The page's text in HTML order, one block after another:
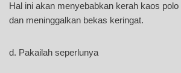
Hal ini akan menyebabkan kerah kaos
dan meninggalkan bekas keringat.
d. Pakailah seperlunya